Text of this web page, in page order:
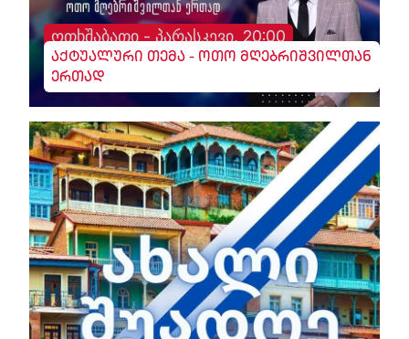
ოთხშაბათი - პარასკევი, 20:00
აქტუალური თემა - ოთო მღებრიშვილთან
ერთად